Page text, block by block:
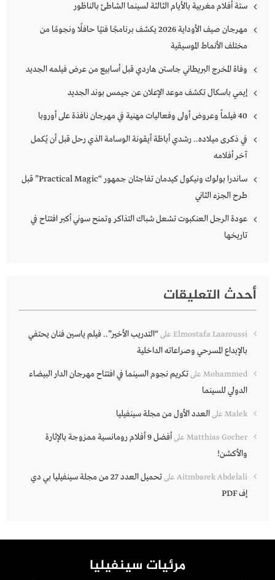
ستة أفلام مغربية بالأيام الثالثة لسينما الشاطئ بالناظور
مهرجان صيف الأوداية 2026 يكشف برنامجًا فنيًا حافلًا ونجومًا من
مختلف الأنماط الموسيقية
وفاة المخرج البريطاني جاستن هاردي قبل أسابيع من عرض فيلمه الجديد
إيمي باسكال تكشف موعد الإعلان عن جيمس بوند الجديد
40 فيلماً وعروض أولى وفعاليات مهنية في مهرجان نافذة على أوروبا
في ذكرى ميلاده.. رشدي أباظة أيقونة الوسامة الذي رحل قبل أن يُكمل
آخر أفلامه
ساندرا بولوك ونيكول كيدمان تفاجئان جمهور “Practical Magic” قبل
طرح الجزء الثاني
عودة الرجل العنكبوت تشعل شباك التذاكر وتمنح سوني أكبر افتتاح في
تاريخها
أحدث التعليقات
Elmostafa Laaroussi على“التدريب الأخير”.. فيلم ياسين فنان يحتفي
بالإبداع المسرحي وصراعاته الداخلية
Mohammed علىتكريم نجوم السينما في افتتاح مهرجان الدار البيضاء
الدولي للسينما
Malek علىالعدد الأول من مجلة سينفيليا
Matthias Gocher على
أفضل 9 أفلام رومانسية ممزوجة بالإثارة
والأكشن!
Aitmbarek Abdelali على
تحميل العدد 27 من مجلة سينفيليا بي دي
إف PDF
مرئيات سينفيليا